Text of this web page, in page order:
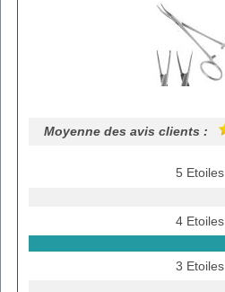
Moyenne des avis clients :
5 Etoiles
4 Etoiles
3 Etoiles